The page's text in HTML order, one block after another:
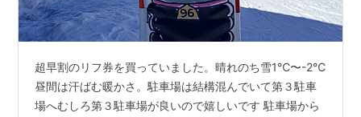
超早割のリフ券を買っていました。晴れのち雪1℃〜-2℃
昼間は汗ばむ暖かさ。駐車場は結構混んでいて第３駐車
場へむしろ第３駐車場が良いので嬉しいです 駐車場から